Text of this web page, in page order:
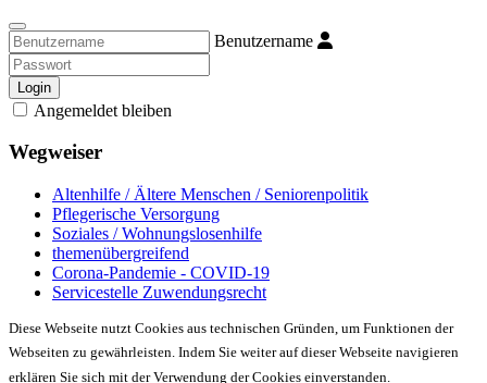
Benutzername
Login
Angemeldet bleiben
Wegweiser
Altenhilfe / Ältere Menschen / Seniorenpolitik
Pflegerische Versorgung
Soziales / Wohnungslosenhilfe
themenübergreifend
Corona-Pandemie - COVID-19
Servicestelle Zuwendungsrecht
Diese Webseite nutzt Cookies aus technischen Gründen, um Funktionen der
Webseiten zu gewährleisten. Indem Sie weiter auf dieser Webseite navigieren
erklären Sie sich mit der Verwendung der Cookies einverstanden.